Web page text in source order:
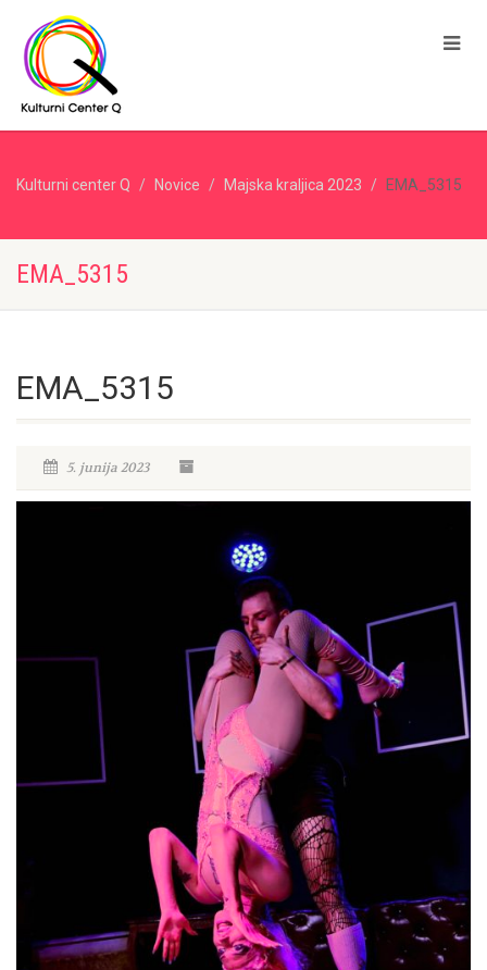
Kulturni center Q Novice Majska kraljica 2023 EMA_5315
EMA_5315
EMA_5315
5. junija 2023